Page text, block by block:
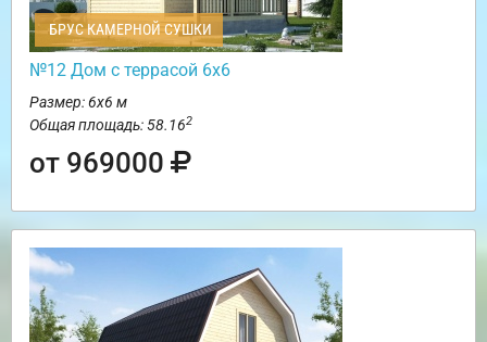
БРУС КАМЕРНОЙ СУШКИ
№12 Дом с террасой 6х6
Размер: 6х6 м
Общая площадь: 58.162
от 969000